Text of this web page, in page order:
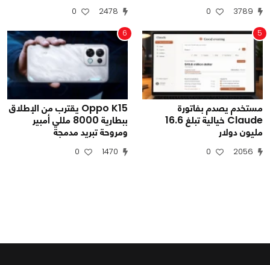
3789
0
2478
0
5
مستخدم يصدم بفاتورة
Claude خيالية تبلغ 16.6
مليون دولار
2056
0
6
Oppo K15 يقترب من الإطلاق
ببطارية 8000 مللي أمبير
ومروحة تبريد مدمجة
1470
0